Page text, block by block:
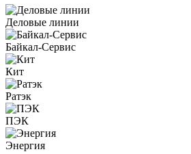
Деловые линии
Байкал-Сервис
Кит
Ратэк
ПЭК
Энергия